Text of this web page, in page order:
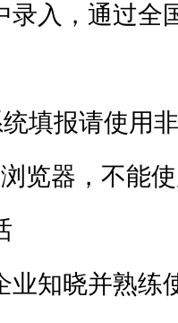
录入，通过全
填报请使用
览器，不能
业知晓并熟练